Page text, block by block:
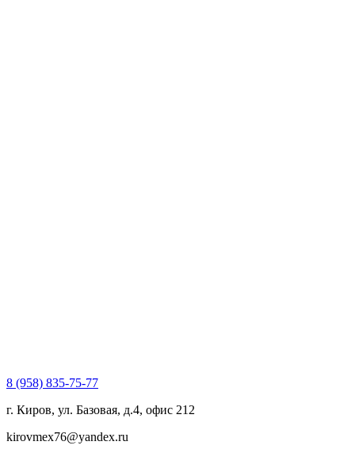
8 (958) 835-75-77
г. Киров, ул. Базовая, д.4, офис 212
kirovmex76@yandex.ru